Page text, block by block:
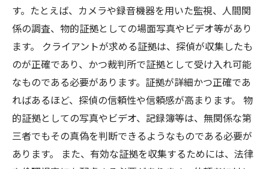
す。たとえば、カメラや録音機器を用いた監視、人間関
係の調査、物的証拠としての場面写真やビデオ等があり
ます。 クライアントが求める証拠は、探偵が収集したも
のが正確であり、かつ裁判所で証拠として受け入れ可能
なものである必要があります。証拠が詳細かつ正確であ
ればあるほど、探偵の信頼性や信頼感が高まります。 物
的証拠としての写真やビデオ、記録簿等は、無関係な第
三者でもその真偽を判断できるようなものである必要が
あります。 また、有効な証拠を収集するためには、法律